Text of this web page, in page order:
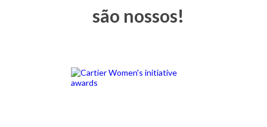
são nossos!